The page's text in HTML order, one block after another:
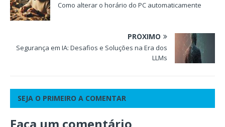
Como alterar o horário do PC automaticamente
PRÓXIMO
Segurança em IA: Desafios e Soluções na Era dos
LLMs
SEJA O PRIMEIRO A COMENTAR
Faça um comentário